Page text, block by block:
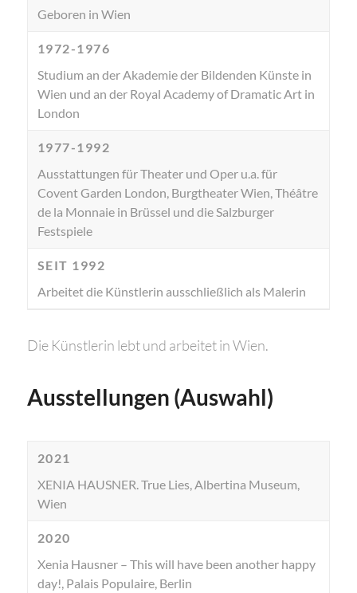
Geboren in Wien
1972-1976
Studium an der Akademie der Bildenden Künste in
Wien und an der Royal Academy of Dramatic Art in
London
1977-1992
Ausstattungen für Theater und Oper u.a. für
Covent Garden London, Burgtheater Wien, Théâtre
de la Monnaie in Brüssel und die Salzburger
Festspiele
SEIT 1992
Arbeitet die Künstlerin ausschließlich als Malerin
Die Künstlerin lebt und arbeitet in Wien.
Ausstellungen (Auswahl)
2021
XENIA HAUSNER. True Lies, Albertina Museum,
Wien
2020
Xenia Hausner – This will have been another happy
day!, Palais Populaire, Berlin